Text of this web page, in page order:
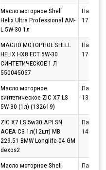
Масло моторное Shell
Helix Ultra Professional AM-
L 5W-30 1л
Партнёр
МАСЛО МОТОРНОЕ SHELL
HELIX HX8 ECT 5W-30
СИНТЕТИЧЕСКОЕ 1 Л
550045057
Партнёр
Масло моторное
синтетическое ZIC X7 LS
5W-30 (1л) (132619)
Партнёр
ZIC X7 LS 5w30 API SN
ACEA C3 1л(12шт) MB
229.51 BMW Longlife-04 GM
dexos2
Партнёр
Масло моторное Shell
Партнёр